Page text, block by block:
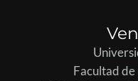
Facultad de